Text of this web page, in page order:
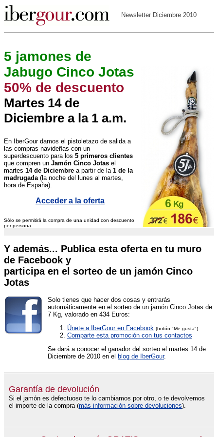
Newsletter Diciembre 2010
5 jamones de
Jabugo Cinco Jotas
50% de descuento
Martes 14 de
Diciembre a la 1 a.m.
En IberGour damos el pistoletazo de salida a
las compras navideñas con un
superdescuento para los 5 primeros clientes
que compren un Jamón Cinco Jotas el
martes 14 de Diciembre a partir de la 1 de la
madrugada(la noche del lunes al martes,
hora de España).
Acceder a la oferta
Sólo se permitirá la compra de una unidad con descuento
por persona.
Y además... Publica esta oferta en tu muro
de Facebook y
participa en el sorteo de un jamón Cinco
Jotas
Solo tienes que hacer dos cosas y entrarás
automáticamente en el sorteo de un jamón Cinco Jotas de
7 Kg, valorado en 434 Euros:
Únete a IberGour en Facebook (botón "Me gusta")
Comparte esta promoción con tus contactos
Se dará a conocer el ganador del sorteo el martes 14 de
Diciembre de 2010 en el blog de IberGour.
Garantía de devolución
Si el jamón es defectuoso te lo cambiamos por otro, o te devolvemos
el importe de la compra (más información sobre devoluciones).